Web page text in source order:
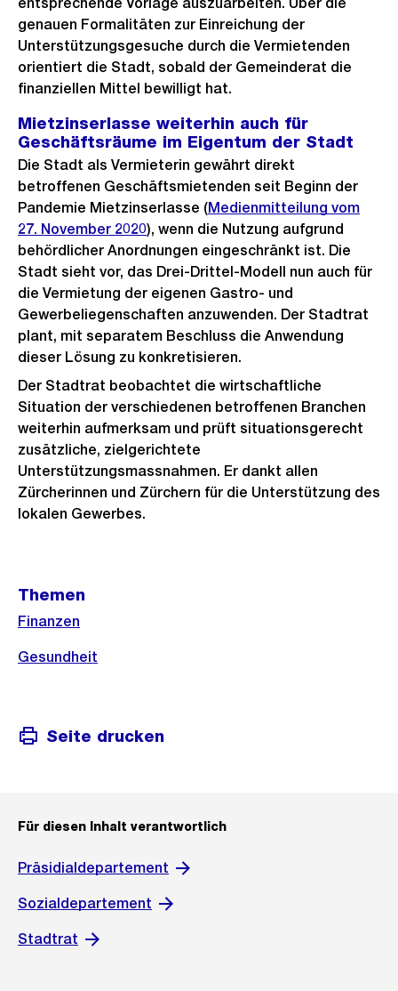
genauen Formalitäten zur Einreichung der
Unterstützungsgesuche durch die Vermietenden
orientiert die Stadt, sobald der Gemeinderat die
finanziellen Mittel bewilligt hat.
Mietzinserlasse weiterhin auch für
Geschäftsräume im Eigentum der Stadt
Die Stadt als Vermieterin gewährt direkt
betroffenen Geschäftsmietenden seit Beginn der
Pandemie Mietzinserlasse (Medienmitteilung vom
27. November 2020), wenn die Nutzung aufgrund
behördlicher Anordnungen eingeschränkt ist. Die
Stadt sieht vor, das Drei-Drittel-Modell nun auch für
die Vermietung der eigenen Gastro- und
Gewerbeliegenschaften anzuwenden. Der Stadtrat
plant, mit separatem Beschluss die Anwendung
dieser Lösung zu konkretisieren.
Der Stadtrat beobachtet die wirtschaftliche
Situation der verschiedenen betroffenen Branchen
weiterhin aufmerksam und prüft situationsgerecht
zusätzliche, zielgerichtete
Unterstützungsmassnahmen. Er dankt allen
Zürcherinnen und Zürchern für die Unterstützung des
lokalen Gewerbes.
Informationen
Themen
Finanzen
Gesundheit
Seite drucken
Für diesen Inhalt verantwortlich
Präsidialdepartement
Sozialdepartement
Stadtrat